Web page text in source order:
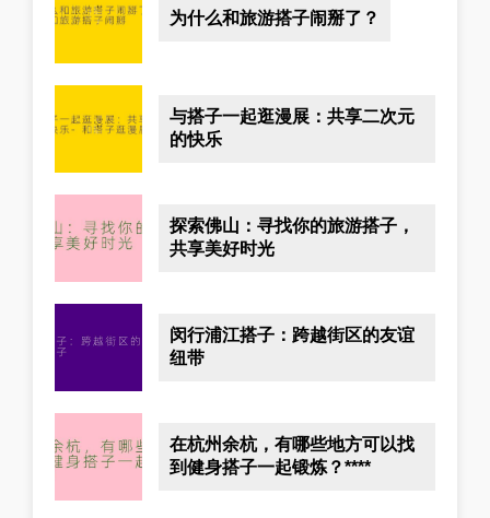
为什么和旅游搭子闹掰了？
与搭子一起逛漫展：共享二次元
的快乐
探索佛山：寻找你的旅游搭子，
共享美好时光
闵行浦江搭子：跨越街区的友谊
纽带
在杭州余杭，有哪些地方可以找
到健身搭子一起锻炼？****